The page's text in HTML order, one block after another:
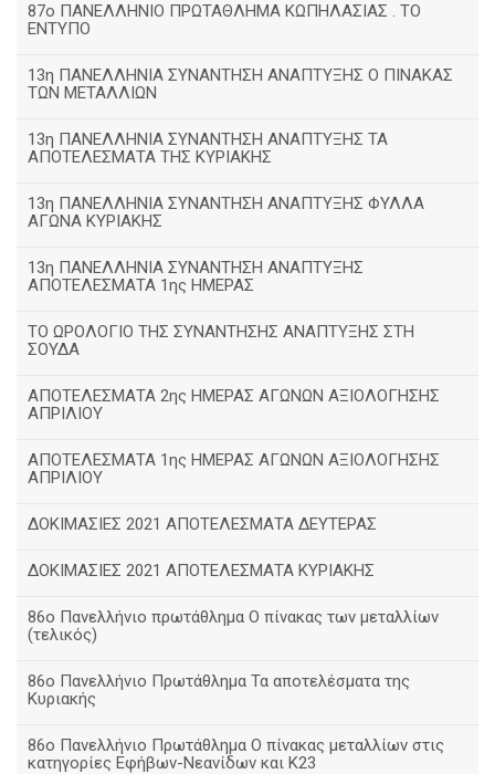
87ο ΠΑΝΕΛΛΗΝΙΟ ΠΡΩΤΑΘΛΗΜΑ ΚΩΠΗΛΑΣΙΑΣ . ΤΟ
ΕΝΤΥΠΟ
13η ΠΑΝΕΛΛΗΝΙΑ ΣΥΝΑΝΤΗΣΗ ΑΝΑΠΤΥΞΗΣ Ο ΠΙΝΑΚΑΣ
ΤΩΝ ΜΕΤΑΛΛΙΩΝ
13η ΠΑΝΕΛΛΗΝΙΑ ΣΥΝΑΝΤΗΣΗ ΑΝΑΠΤΥΞΗΣ ΤΑ
ΑΠΟΤΕΛΕΣΜΑΤΑ ΤΗΣ ΚΥΡΙΑΚΗΣ
13η ΠΑΝΕΛΛΗΝΙΑ ΣΥΝΑΝΤΗΣΗ ΑΝΑΠΤΥΞΗΣ ΦΥΛΛΑ
ΑΓΩΝΑ ΚΥΡΙΑΚΗΣ
13η ΠΑΝΕΛΛΗΝΙΑ ΣΥΝΑΝΤΗΣΗ ΑΝΑΠΤΥΞΗΣ
ΑΠΟΤΕΛΕΣΜΑΤΑ 1ης ΗΜΕΡΑΣ
ΤΟ ΩΡΟΛΟΓΙΟ ΤΗΣ ΣΥΝΑΝΤΗΣΗΣ ΑΝΑΠΤΥΞΗΣ ΣΤΗ
ΣΟΥΔΑ
ΑΠΟΤΕΛΕΣΜΑΤΑ 2ης ΗΜΕΡΑΣ ΑΓΩΝΩΝ ΑΞΙΟΛΟΓΗΣΗΣ
ΑΠΡΙΛΙΟΥ
ΑΠΟΤΕΛΕΣΜΑΤΑ 1ης ΗΜΕΡΑΣ ΑΓΩΝΩΝ ΑΞΙΟΛΟΓΗΣΗΣ
ΑΠΡΙΛΙΟΥ
ΔΟΚΙΜΑΣΙΕΣ 2021 ΑΠΟΤΕΛΕΣΜΑΤΑ ΔΕΥΤΕΡΑΣ
ΔΟΚΙΜΑΣΙΕΣ 2021 ΑΠΟΤΕΛΕΣΜΑΤΑ ΚΥΡΙΑΚΗΣ
86ο Πανελλήνιο πρωτάθλημα Ο πίνακας των μεταλλίων
(τελικός)
86ο Πανελλήνιο Πρωτάθλημα Τα αποτελέσματα της
Κυριακής
86ο Πανελλήνιο Πρωτάθλημα Ο πίνακας μεταλλίων στις
κατηγορίες Εφήβων-Νεανίδων και Κ23